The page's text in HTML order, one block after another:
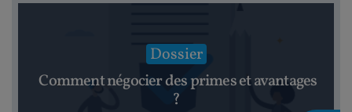
Dossier
Comment négocier des primes et avantages
?